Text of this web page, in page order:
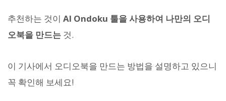
추천하는 것이 AI Ondoku 툴을 사용하여 나만의 오디
오북을 만드는 것.
이 기사에서 오디오북을 만드는 방법을 설명하고 있으니
꼭 확인해 보세요!